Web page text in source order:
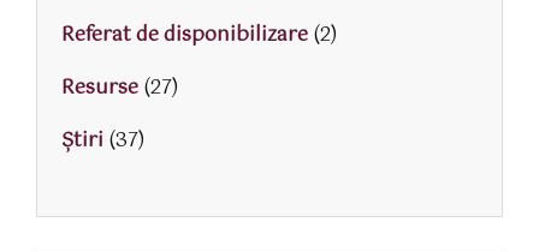
Referat de disponibilizare(2)
Resurse(27)
Știri (37)